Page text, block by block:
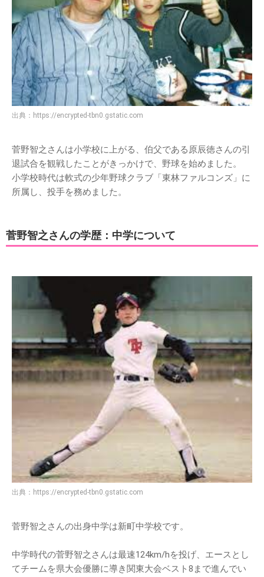
出典： https://encrypted-tbn0.gstatic.com
菅野智之さんは小学校に上がる、伯父である原辰徳さんの引
退試合を観戦したことがきっかけで、野球を始めました。
小学校時代は軟式の少年野球クラブ「東林ファルコンズ」に
所属し、投手を務めました。
菅野智之さんの学歴：中学について
出典： https://encrypted-tbn0.gstatic.com
菅野智之さんの出身中学は新町中学校です。
中学時代の菅野智之さんは最速124km/hを投げ、エースとし
てチームを県大会優勝に導き関東大会ベスト8まで進んでい